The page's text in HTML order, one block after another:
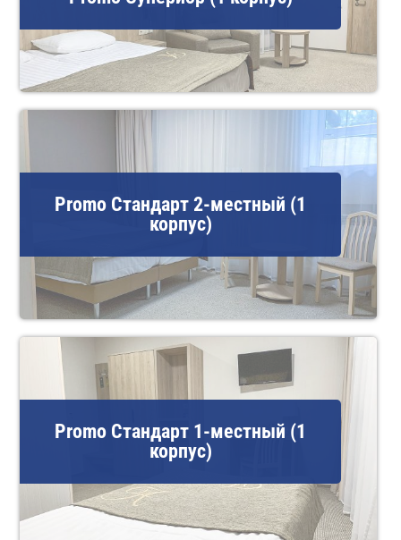
Promo Стандарт 2-местный (1
корпус)
Promo Стандарт 1-местный (1
корпус)